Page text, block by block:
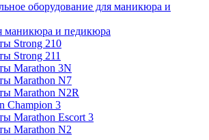
оборудование для маникюра и
маникюра и педикюра
Strong 210
Strong 211
Marathon 3N
Marathon N7
Marathon N2R
Champion 3
Marathon Escort 3
Marathon N2